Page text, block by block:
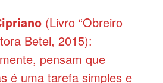
(Livro “Obreiro
Betel, 2015):
pensam que
é uma tarefa simples e